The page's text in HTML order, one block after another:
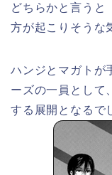
どちらかと言うと
方が起こりそうな
ハンジとマガトが
ーズの一員として
する展開となるで